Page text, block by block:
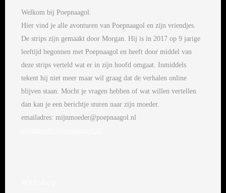
Welkom bij Poepnaagol.
Hier vind je alle avonturen van Poepnaagol en zijn vriendjes.
De strips zijn gemaakt door Morgan. Hij is in 2017 op 9 jarige
leeftijd begonnen met Poepnaagol en heeft door middel van
deze strips verteld wat er in zijn hoofd omgaat. Inmiddels
tekent hij niet meer maar wil graag dat de verhalen online
blijven staan. Mocht je vragen hebben of wat willen vertellen
dan kan je een berichtje sturen naar zijn moeder.
emailadres: mijnmoeder@poepnaagol.nl